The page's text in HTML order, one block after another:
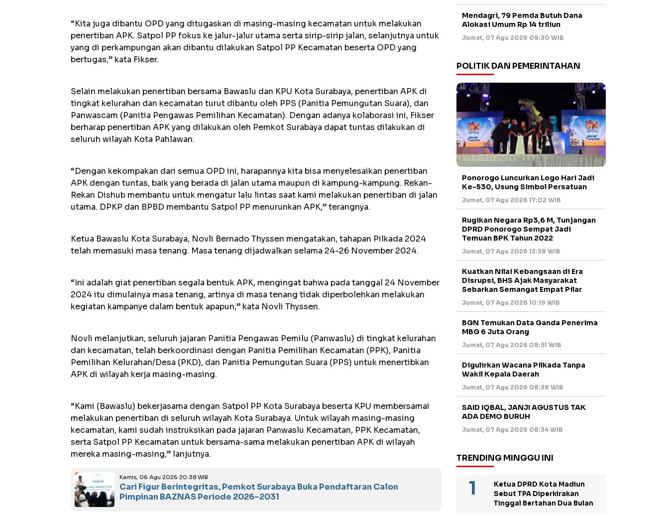
“Kita juga dibantu OPD yang ditugaskan di masing-masing kecamatan untuk melakukan
penertiban APK. Satpol PP fokus ke jalur-jalur utama serta sirip-sirip jalan, selanjutnya untuk
yang di perkampungan akan dibantu dilakukan Satpol PP Kecamatan beserta OPD yang
bertugas,” kata Fikser.
Selain melakukan penertiban bersama Bawaslu dan KPU Kota Surabaya, penertiban APK di
tingkat kelurahan dan kecamatan turut dibantu oleh PPS (Panitia Pemungutan Suara), dan
Panwascam (Panitia Pengawas Pemilihan Kecamatan). Dengan adanya kolaborasi ini, Fikser
berharap penertiban APK yang dilakukan oleh Pemkot Surabaya dapat tuntas dilakukan di
seluruh wilayah Kota Pahlawan.
“Dengan kekompakan dari semua OPD ini, harapannya kita bisa menyelesaikan penertiban
APK dengan tuntas, baik yang berada di jalan utama maupun di kampung-kampung. Rekan-
Rekan Dishub membantu untuk mengatur lalu lintas saat kami melakukan penertiban di jalan
utama. DPKP dan BPBD membantu Satpol PP menurunkan APK,” terangnya.
Ketua Bawaslu Kota Surabaya, Novli Bernado Thyssen mengatakan, tahapan Pilkada 2024
telah memasuki masa tenang. Masa tenang dijadwalkan selama 24-26 November 2024.
“Ini adalah giat penertiban segala bentuk APK, mengingat bahwa pada tanggal 24 November
2024 itu dimulainya masa tenang, artinya di masa tenang tidak diperbolehkan melakukan
kegiatan kampanye dalam bentuk apapun,” kata Novli Thyssen.
Novli melanjutkan, seluruh jajaran Panitia Pengawas Pemilu (Panwaslu) di tingkat kelurahan
dan kecamatan, telah berkoordinasi dengan Panitia Pemilihan Kecamatan (PPK), Panitia
Pemilihan Kelurahan/Desa (PKD), dan Panitia Pemungutan Suara (PPS) untuk menertibkan
APK di wilayah kerja masing-masing.
“Kami (Bawaslu) bekerjasama dengan Satpol PP Kota Surabaya beserta KPU membersamai
melakukan penertiban di seluruh wilayah Kota Surabaya. Untuk wilayah masing-masing
kecamatan, kami sudah instruksikan pada jajaran Panwaslu Kecamatan, PPK Kecamatan,
serta Satpol PP Kecamatan untuk bersama-sama melakukan penertiban APK di wilayah
mereka masing-masing,” lanjutnya.
Kamis, 06 Agu 2026 20:38 WIB
Cari Figur Berintegritas, Pemkot Surabaya Buka Pendaftaran Calon
Pimpinan BAZNAS Periode 2026–2031
Mendagri, 79 Pemda Butuh Dana
Alokasi Umum Rp 14 triliun
Jumat, 07 Agu 2026 09:30 WIB
POLITIK DAN PEMERINTAHAN
Ponorogo Luncurkan Logo Hari Jadi
Ke-530, Usung Simbol Persatuan
Jumat, 07 Agu 2026 17:02 WIB
Rugikan Negara Rp3,6 M, Tunjangan
DPRD Ponorogo Sempat Jadi
Temuan BPK Tahun 2022
Jumat, 07 Agu 2026 13:38 WIB
Kuatkan Nilai Kebangsaan di Era
Disrupsi, BHS Ajak Masyarakat
Sebarkan Semangat Empat Pilar
Jumat, 07 Agu 2026 10:19 WIB
BGN Temukan Data Ganda Penerima
MBG 6 Juta Orang
Jumat, 07 Agu 2026 08:51 WIB
Digulirkan Wacana Pilkada Tanpa
Wakil Kepala Daerah
Jumat, 07 Agu 2026 08:38 WIB
SAID IQBAL, JANJI AGUSTUS TAK
ADA DEMO BURUH
Jumat, 07 Agu 2026 08:34 WIB
TRENDING MINGGU INI
Ketua DPRD Kota Madiun
Sebut TPA Diperkirakan
Tinggal Bertahan Dua Bulan